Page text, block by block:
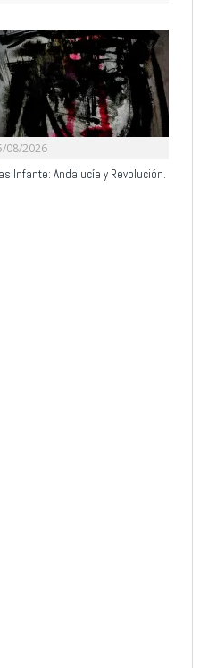
08/2026
Infante: Andalucía y Revolución.